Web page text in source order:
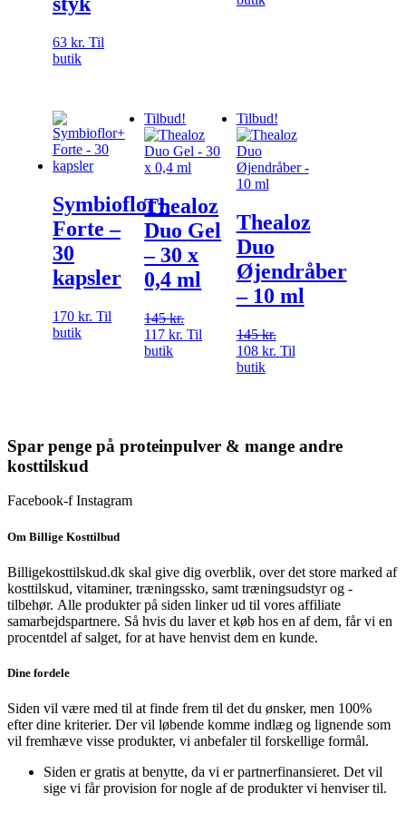
63 kr. Til
butik
Symbioflor+
Forte –
30
kapsler
170 kr. Til
butik
Tilbud!
Thealoz
Duo Gel
– 30 x
0,4 ml
145kr.
Den
oprindelige
117kr. Den
Til
butik
Tilbud!
Thealoz
Duo
Øjendråber
– 10 ml
145kr.
Den
oprindelige
108 kr. Den
Til
butik
Spar penge på proteinpulver & mange andre
kosttilskud
Facebook-f Instagram
Om Billige Kosttilbud
Billigekosttilskud.dk skal give dig overblik, over det store marked af
kosttilskud, vitaminer, træningssko, samt træningsudstyr og -
tilbehør. Alle produkter på siden linker ud til vores affiliate
samarbejdspartnere. Så hvis du laver et køb hos en af dem, får vi en
procentdel af salget, for at have henvist dem en kunde.
Dine fordele
Siden vil være med til at finde frem til det du ønsker, men 100%
efter dine kriterier. Der vil løbende komme indlæg og lignende som
vil fremhæve visse produkter, vi anbefaler til forskellige formål.
Siden er gratis at benytte, da vi er partnerfinansieret. Det vil
sige vi får provision for nogle af de produkter vi henviser til.